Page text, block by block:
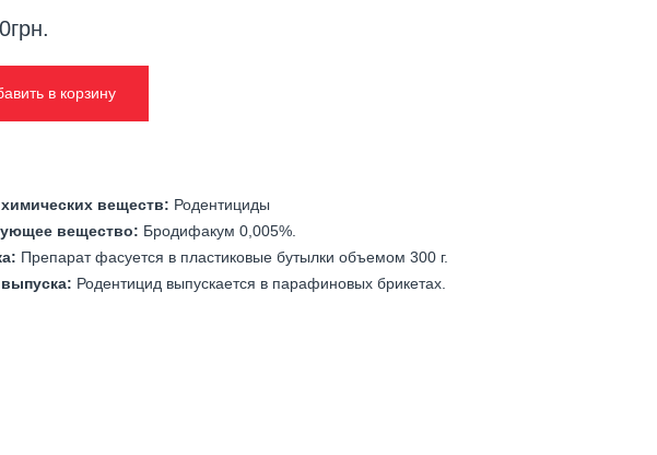
грн.
в корзину
химических веществ: Родентициды
вещество: Бродифакум 0,005%.
Препарат фасуется в пластиковые бутылки объемом 300 г.
Родентицид выпускается в парафиновых брикетах.